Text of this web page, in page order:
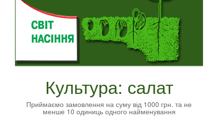
Культура: салат
Приймаємо замовлення на суму від 1000 грн. та не
менше 10 одиниць одного найменування